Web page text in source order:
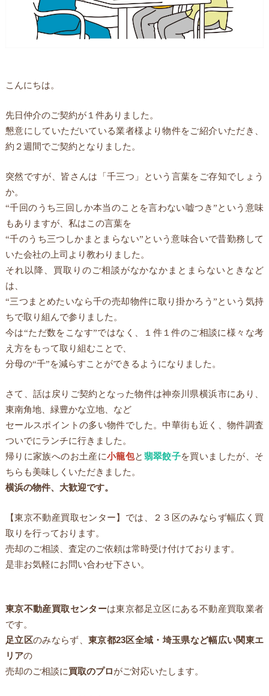
こんにちは。
先日仲介のご契約が１件ありました。
懇意にしていただいている業者様より物件をご紹介いただき、
約２週間でご契約となりました。
突然ですが、皆さんは「千三つ」という言葉をご存知でしょう
か。
“千回のうち三回しか本当のことを言わない嘘つき”という意味
もありますが、私はこの言葉を
“千のうち三つしかまとまらない”という意味合いで昔勤務して
いた会社の上司より教わりました。
それ以降、買取りのご相談がなかなかまとまらないときなど
は、
“三つまとめたいなら千の売却物件に取り掛かろう”という気持
ちで取り組んで参りました。
今は“ただ数をこなす”ではなく、１件１件のご相談に様々な考
え方をもって取り組むことで、
分母の“千”を減らすことができるようになりました。
さて、話は戻りご契約となった物件は神奈川県横浜市にあり、
東南角地、緑豊かな立地、など
セールスポイントの多い物件でした。中華街も近く、物件調査
ついでにランチに行きました。
帰りに家族へのお土産に小籠包と 翡翠餃子を買いましたが、そ
ちらも美味しくいただきました。
横浜の物件、大歓迎です。
【東京不動産買取センター】では、２３区のみならず幅広く買
取りを行っております。
売却のご相談、査定のご依頼は常時受け付けております。
是非お気軽にお問い合わせ下さい。
東京不動産買取センターは東京都足立区にある不動産買取業者
です。
足立区のみならず、 東京都23区全域・埼玉県など幅広い関東エ
リアの
売却のご相談に買取のプロがご対応いたします。